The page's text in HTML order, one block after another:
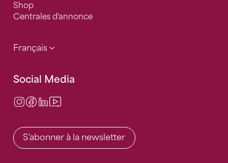
Shop
Centrales d'annonce
Français
Social Media
Instagram
Facebook
LinkedIn
S'abonner à la newsletter